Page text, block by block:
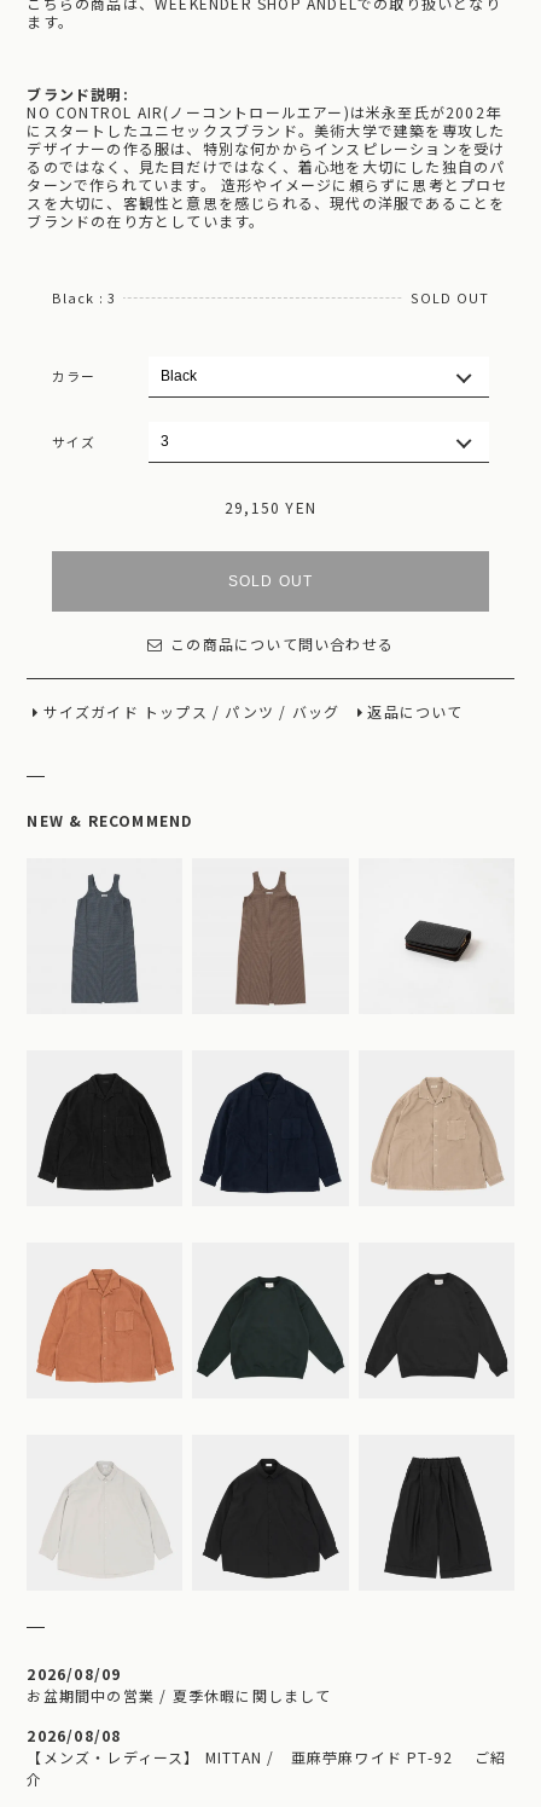
ます。
ブランド説明:
NO CONTROL AIR(ノーコントロールエアー)は米永至氏が2002年
にスタートしたユニセックスブランド。美術大学で建築を専攻した
デザイナーの作る服は、特別な何かからインスピレーションを受け
るのではなく、見た目だけではなく、着心地を大切にした独自のパ
ターンで作られています。 造形やイメージに頼らずに思考とプロセ
スを大切に、客観性と意思を感じられる、現代の洋服であることを
ブランドの在り方としています。
Black : 3 SOLD OUT
カラー
サイズ
29,150 YEN
SOLD OUT
この商品について問い合わせる
サイズガイド トップス / パンツ / バッグ 返品について
NEW & RECOMMEND
2026/08/09
お盆期間中の営業 / 夏季休暇に関しまして
2026/08/08
【メンズ・レディース】 MITTAN / 亜麻苧麻ワイド PT-92 ご紹
介